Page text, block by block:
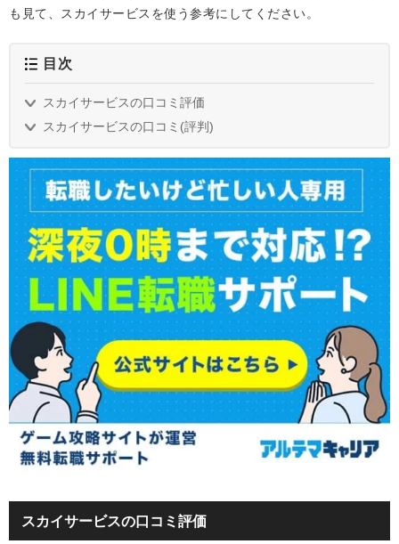
も見て、スカイサービスを使う参考にしてください。
目次
スカイサービスの口コミ評価
スカイサービスの口コミ(評判)
スカイサービスの口コミ評価